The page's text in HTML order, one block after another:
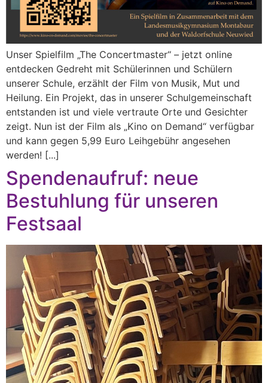
Unser Spielfilm „The Concertmaster“ – jetzt online
entdecken Gedreht mit Schülerinnen und Schülern
unserer Schule, erzählt der Film von Musik, Mut und
Heilung. Ein Projekt, das in unserer Schulgemeinschaft
entstanden ist und viele vertraute Orte und Gesichter
zeigt. Nun ist der Film als „Kino on Demand“ verfügbar
und kann gegen 5,99 Euro Leihgebühr angesehen
werden! [...]
Spendenaufruf: neue
Bestuhlung für unseren
Festsaal